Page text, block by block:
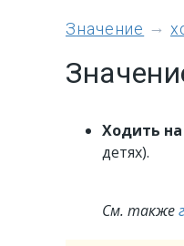
значение
Ходить
детях).
См. также